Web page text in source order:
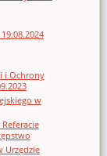
i Ochrony
w
Urzędzie